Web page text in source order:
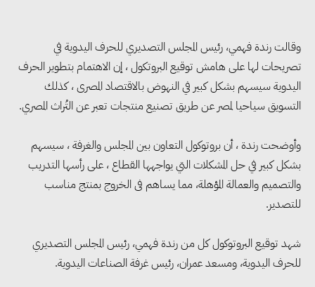
وقالت رندة فهمي، رئيس المجلس التصديري للحرف اليدوية في
تصريحات لها على هامش توقيع البروتكول ، إن الاهتمام بتطوير الحرف
اليدوية سيسهم بشكل كبير في النهوض بالاقتصاد المصرى ، كذلك
التسويق سياحيا لمصر عن طريق تصنيع منتجات تعبر عن التُراث المصري.
وأوضحت رندة ، أن بروتوكول التعاون بين المجلس والغرفة ، سيسهم
بشكل كبير في حل المشكلات التي يواجهها القطاع ، على رأسها التدريب
والتصميم والعمالة المؤهلة، مما يساهم فى الخروج بمنتج مناسب
للتصدير.
شهد توقيع البروتوكول كل من رندة فهمي، رئيس المجلس التصديري
للحرف اليدوية، ومسعد عمران، رئيس غرفة الصناعات اليدوية.
البطالة في مصر إلى 5.8% خلال
الربع الثاني من 2026
الصين تعزيز الشراكات الصناعية
وجذب استثمارات جديدة إلى مصر